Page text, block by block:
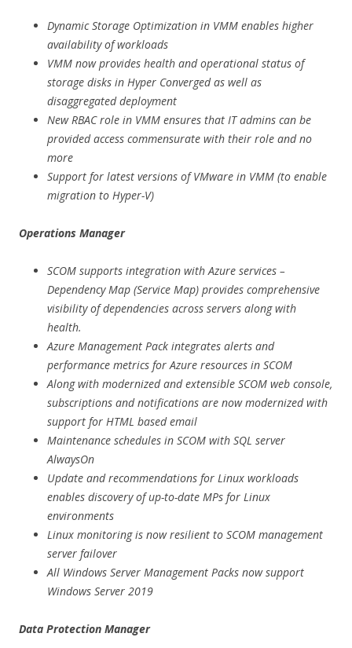
Dynamic Storage Optimization in VMM enables higher
availability of workloads
VMM now provides health and operational status of
storage disks in Hyper Converged as well as
disaggregated deployment
New RBAC role in VMM ensures that IT admins can be
provided access commensurate with their role and no
more
Support for latest versions of VMware in VMM (to enable
migration to Hyper-V)
Operations Manager
SCOM supports integration with Azure services –
Dependency Map (Service Map) provides comprehensive
visibility of dependencies across servers along with
health.
Azure Management Pack integrates alerts and
performance metrics for Azure resources in SCOM
Along with modernized and extensible SCOM web console,
subscriptions and notifications are now modernized with
support for HTML based email
Maintenance schedules in SCOM with SQL server
AlwaysOn
Update and recommendations for Linux workloads
enables discovery of up-to-date MPs for Linux
environments
Linux monitoring is now resilient to SCOM management
server failover
All Windows Server Management Packs now support
Windows Server 2019
Data Protection Manager